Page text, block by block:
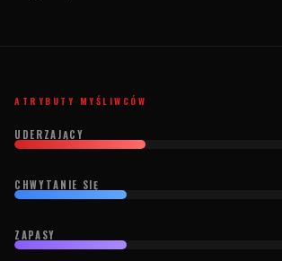
ATRYBUTY MYŚLIWCÓW
UDERZAJĄCY
CHWYTANIE SIĘ
ZAPASY